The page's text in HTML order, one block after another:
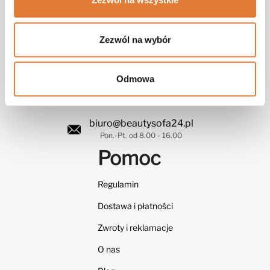
Zezwól na wybór
Odmowa
Obsługa
+48 576 320 020
biuro@beautysofa24.pl
Pon.-Pt. od 8.00 - 16.00
Pomoc
Regulamin
Dostawa i płatności
Zwroty i reklamacje
O nas